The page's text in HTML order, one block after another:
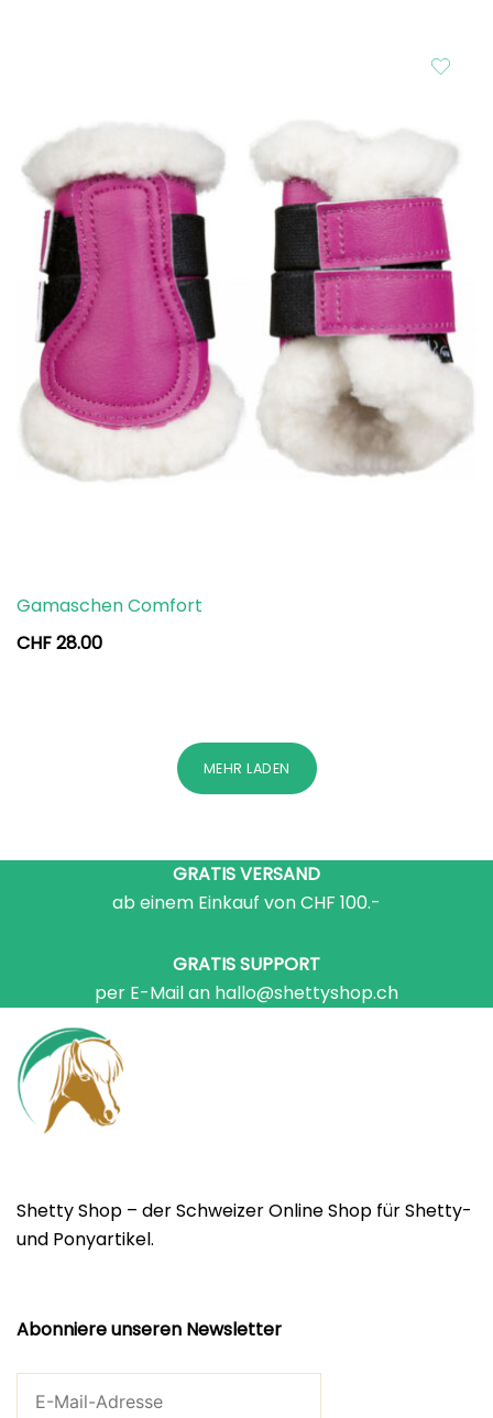
Gamaschen Comfort
CHF28.00
MEHR LADEN
GRATIS VERSAND
ab einem Einkauf von CHF 100.-
GRATIS SUPPORT
per E-Mail an hallo@shettyshop.ch
Shetty Shop – der Schweizer Online Shop für Shetty-
und Ponyartikel.
Abonniere unseren Newsletter